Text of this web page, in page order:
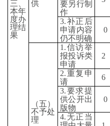
三、
本年
度办
理结
果
供
要另行制
作
3.补正后
申请内容
仍不明确
0
（五）
不予处
理
1.信访举
报投诉类
申请
2
2.重复申
请
6
3.要求提
供公开出
版物
0
4.无正当